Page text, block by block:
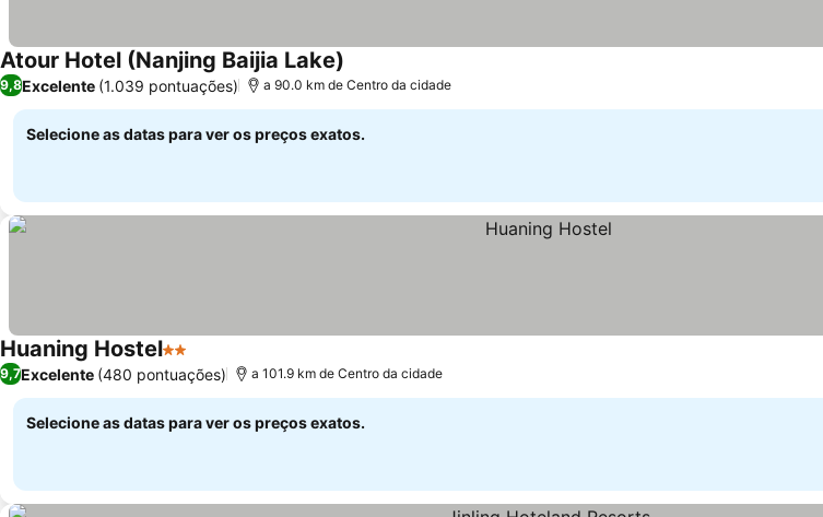
Atour Hotel (Nanjing Baijia Lake)
9,8Excelente (1.039 pontuações) a 90.0 km de Centro da cidade
Selecione as datas para ver os preços exatos.
Huaning Hostel2 Estrelas
9,7Excelente (480 pontuações) a 101.9 km de Centro da cidade
Selecione as datas para ver os preços exatos.